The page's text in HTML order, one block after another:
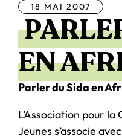
18 MAI 2007
EN
Parler du Sida en
L’Association pour
Jeunes s’associe